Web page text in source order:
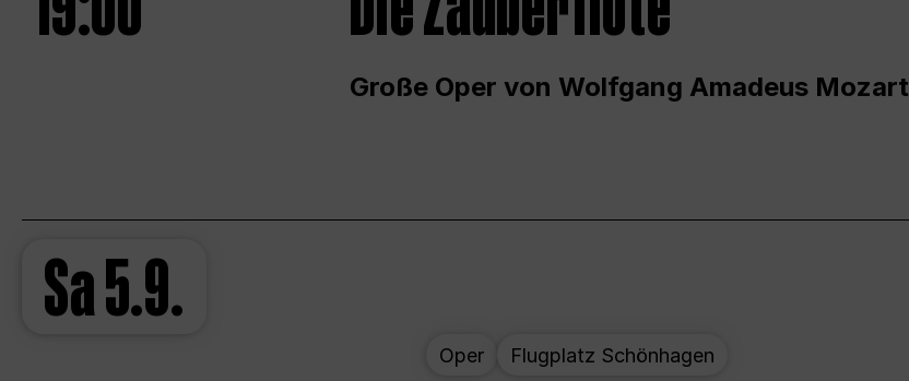
Große Oper von Wolfgang Amadeus Mozart
Sa5.9.
Oper Flugplatz Schönhagen